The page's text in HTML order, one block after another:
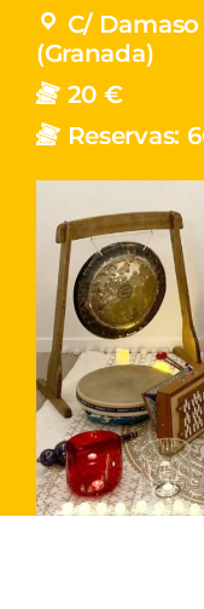
C/
(Granada)
20 €
Reservas: